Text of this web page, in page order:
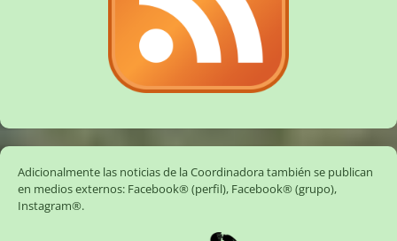
Adicionalmente las noticias de la Coordinadora también se publican
en medios externos: Facebook® (perfil), Facebook® (grupo),
Instagram®.